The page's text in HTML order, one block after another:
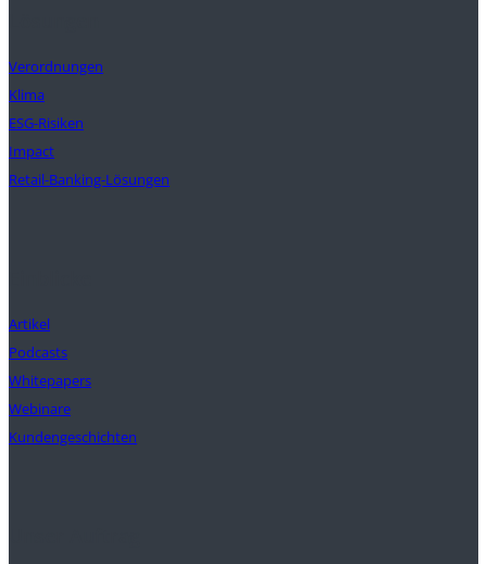
Verordnungen
Klima
ESG-Risiken
Impact
Retail-Banking-Lösungen
Artikel
Podcasts
Whitepapers
Webinare
Kundengeschichten